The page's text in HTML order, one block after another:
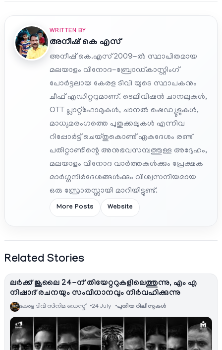
WRITTEN BY
അനീഷ്‌ കെ എസ്
അനീഷ് കെ.എസ് 2009-ൽ സ്ഥാപിതമായ
മലയാളം വിനോദ-ബ്രോഡ്കാസ്റ്റിംഗ്
പോർട്ടലായ കേരള ടിവി യുടെ സ്ഥാപകനും
ചീഫ് എഡിറ്ററുമാണ്. ടെലിവിഷൻ ചാനലുകൾ,
OTT പ്ലാറ്റ്‌ഫോമുകൾ, ചാനൽ ഷെഡ്യൂളുകൾ,
മാധ്യമരംഗത്തെ പുതുക്കലുകൾ എന്നിവ
റിപ്പോർട്ട് ചെയ്തുകൊണ്ട് ഏകദേശം രണ്ട്
പതിറ്റാണ്ടിന്റെ അനുഭവസമ്പത്തുള്ള അദ്ദേഹം,
മലയാളം വിനോദ വാർത്തകൾക്കും പ്രേക്ഷക
മാർഗ്ഗനിർദേശങ്ങൾക്കും വിശ്വസനീയമായ
ഒരു സ്രോതസ്സായി മാറിയിട്ടുണ്ട്.
More Posts Website
Related Stories
ലർക്ക് ജൂലൈ 24-ന് തിയേറ്ററുകളിലെത്തുന്നു, എം എ
നിഷാദ് രചനയും സംവിധാനവും നിർവഹിക്കുന്നു
കേരള ടിവി സിനിമ ഡെസ്ക് 24 July പുതിയ റിലീസുകള്‍